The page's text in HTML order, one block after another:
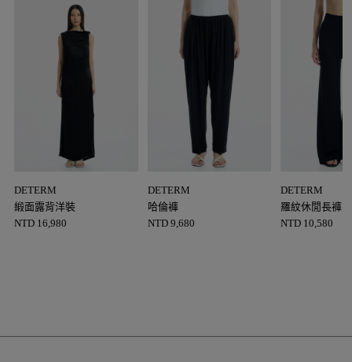
DETERM
緞面露背洋裝
NTD 16,980
DETERM
哈倫褲
NTD 9,680
DETERM
羅紋休閒長褲
NTD 10,580